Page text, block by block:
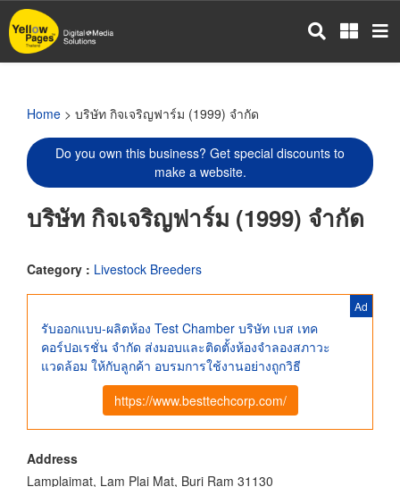
Skip
to
main
Home > บริษัท กิจเจริญฟาร์ม (1999) จำกัด
Do you own this business? Get special discounts to
make a website.
บริษัท กิจเจริญฟาร์ม (1999) จำกัด
Category : Livestock Breeders
Ad
รับออกแบบ-ผลิตห้อง Test Chamber บริษัท เบส เทค
คอร์ปอเรชั่น จำกัด ส่งมอบและติดตั้งห้องจำลองสภาวะ
แวดล้อม ให้กับลูกค้า อบรมการใช้งานอย่างถูกวิธี
https://www.besttechcorp.com/
Address
Lamplaimat, Lam Plai Mat, Buri Ram 31130